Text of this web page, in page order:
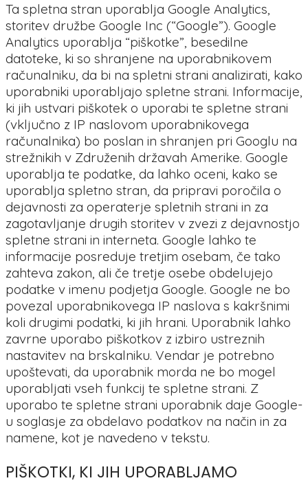
Ta spletna stran uporablja Google Analytics,
storitev družbe Google Inc (“Google”). Google
Analytics uporablja “piškotke”, besedilne
datoteke, ki so shranjene na uporabnikovem
računalniku, da bi na spletni strani analizirati, kako
uporabniki uporabljajo spletne strani. Informacije,
ki jih ustvari piškotek o uporabi te spletne strani
(vključno z IP naslovom uporabnikovega
računalnika) bo poslan in shranjen pri Googlu na
strežnikih v Združenih državah Amerike. Google
uporablja te podatke, da lahko oceni, kako se
uporablja spletno stran, da pripravi poročila o
dejavnosti za operaterje spletnih strani in za
zagotavljanje drugih storitev v zvezi z dejavnostjo
spletne strani in interneta. Google lahko te
informacije posreduje tretjim osebam, če tako
zahteva zakon, ali če tretje osebe obdelujejo
podatke v imenu podjetja Google. Google ne bo
povezal uporabnikovega IP naslova s kakršnimi
koli drugimi podatki, ki jih hrani. Uporabnik lahko
zavrne uporabo piškotkov z izbiro ustreznih
nastavitev na brskalniku. Vendar je potrebno
upoštevati, da uporabnik morda ne bo mogel
uporabljati vseh funkcij te spletne strani. Z
uporabo te spletne strani uporabnik daje Google-
u soglasje za obdelavo podatkov na način in za
namene, kot je navedeno v tekstu.
PIŠKOTKI, KI JIH UPORABLJAMO